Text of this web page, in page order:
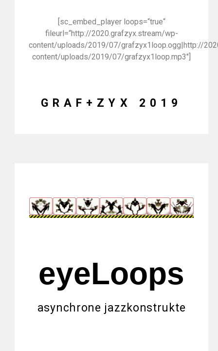
[sc_embed_player loops=“true“
fileurl=“http://2020.grafzyx.stream/wp-
content/uploads/2019/07/grafzyx1loop.ogg|http://
content/uploads/2019/07/grafzyx1loop.mp3″]
GRAF+ZYX 2019
eyeLoops
asynchrone jazzkonstrukte